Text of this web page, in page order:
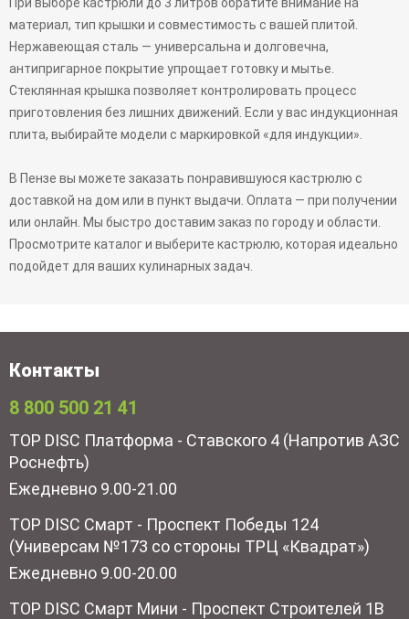
материал, тип крышки и совместимость с вашей плитой.
Нержавеющая сталь — универсальна и долговечна,
антипригарное покрытие упрощает готовку и мытье.
Стеклянная крышка позволяет контролировать процесс
приготовления без лишних движений. Если у вас индукционная
плита, выбирайте модели с маркировкой «для индукции».
В Пензе вы можете заказать понравившуюся кастрюлю с
доставкой на дом или в пункт выдачи. Оплата — при получении
или онлайн. Мы быстро доставим заказ по городу и области.
Просмотрите каталог и выберите кастрюлю, которая идеально
подойдет для ваших кулинарных задач.
Контакты
8 800 500 21 41
TOP DISC Платформа - Ставского 4 (Напротив АЗС
Роснефть)
Ежедневно 9.00-21.00
TOP DISC Смарт - Проспект Победы 124
(Универсам №173 со стороны ТРЦ «Квадрат»)
Ежедневно 9.00-20.00
TOP DISC Смарт Мини - Проспект Строителей 1В